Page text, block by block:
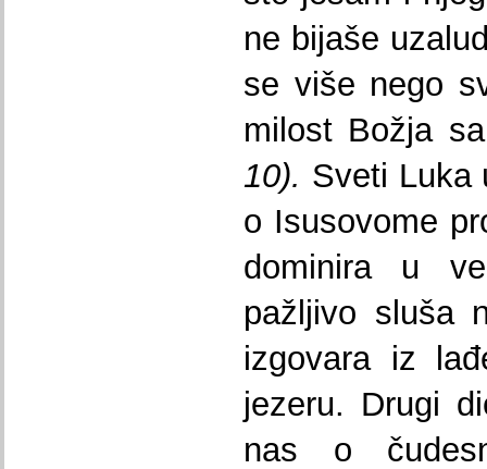
ne bijaše
se više nego
milost Božja
10). Sveti Luka
o Isusovome
dominira u
pažljivo sluša
izgovara iz
jezeru. Drugi
nas o